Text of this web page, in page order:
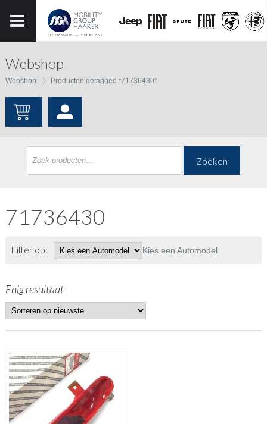
Webshop
Webshop Producten getagged “71736430”
Zoeken
71736430
Filter op: Kies een Automodel
Enig resultaat